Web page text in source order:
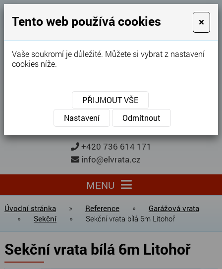
GARÁŽOVÁ VRATA
Karel Procházka
Garážová vrata, brány, ploty ...
Kontaktujte nás
KONTAKTUJTE NÁS
+420 736 614 171
info@elvrata.cz
MENU
Úvodní stránka » Reference »
Garážová vrata
»
Sekční » Sekční vrata bílá 6m Litohoř
Sekční vrata bílá 6m Litohoř
Tento web používá cookies ×
Vaše soukromí je důležité. Můžete si vybrat z nastavení
cookies níže.
PŘIJMOUT VŠE
Nastavení
Odmítnout